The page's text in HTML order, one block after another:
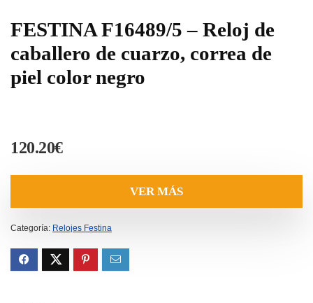
FESTINA F16489/5 – Reloj de
caballero de cuarzo, correa de
piel color negro
120.20€
VER MÁS
Categoría: Relojes Festina